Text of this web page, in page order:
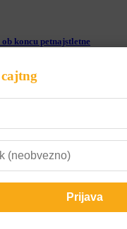
koncu petnajstletne
so injekcije za porjavitev
favoritk za medaljo: To je